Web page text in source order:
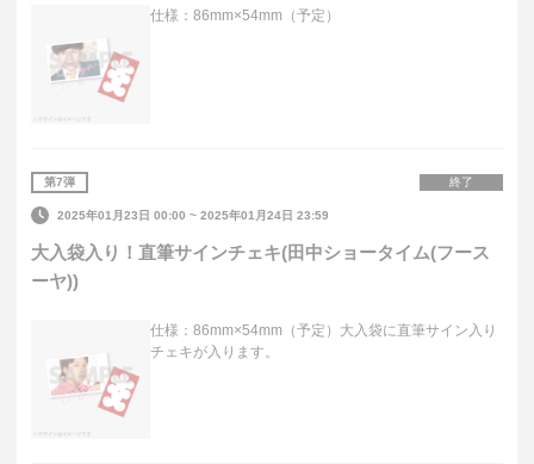
仕様：86mm×54mm（予定）
第7弾 終了
2025年01月23日 00:00 ~2025年01月24日 23:59
大入袋入り！直筆サインチェキ(田中ショータイム(フース
ーヤ))
仕様：86mm×54mm（予定）大入袋に直筆サイン入り
チェキが入ります。